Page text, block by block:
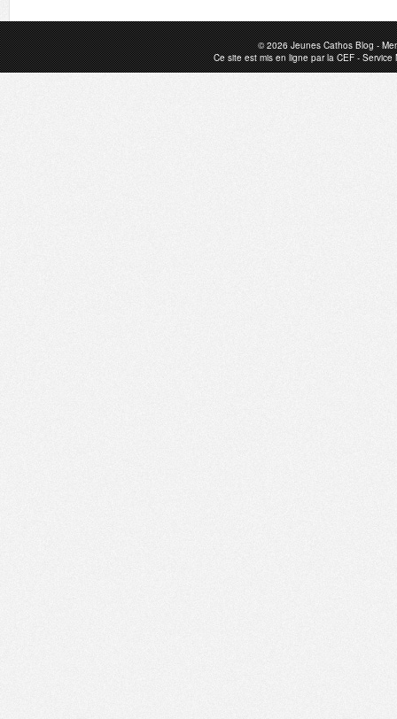
© 2026Jeunes Cathos Blog-
Ce site est mis en ligne par laCEF-Service